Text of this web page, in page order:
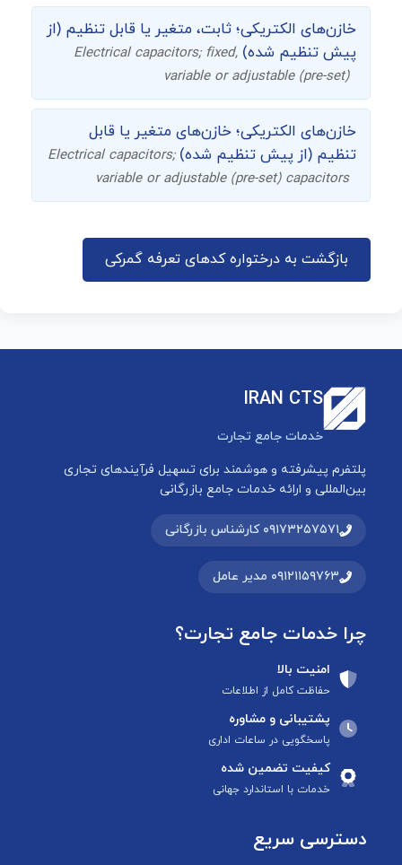
خازن‌های الکتریکی؛ ثابت، متغیر یا قابل تنظیم (از
پیش تنظیم شده) Electrical capacitors; fixed,
variable or adjustable (pre-set)
خازن‌های الکتریکی؛ خازن‌های متغیر یا قابل
تنظیم (از پیش تنظیم شده)Electrical capacitors;
variable or adjustable (pre-set) capacitors
بازگشت به درختواره کدهای تعرفه گمرکی
IRAN CTS
خدمات جامع تجارت
پلتفرم پیشرفته و هوشمند برای تسهیل فرآیندهای تجاری
بین‌المللی و ارائه خدمات جامع بازرگانی
۰۹۱۷۳۲۵۷۵۷۱ کارشناس بازرگانی
۰۹۱۲۱۱۵۹۷۶۳ مدیر عامل
چرا خدمات جامع تجارت؟
امنیت بالا
حفاظت کامل از اطلاعات
پشتیبانی و مشاوره
پاسخگویی در ساعات اداری
کیفیت تضمین شده
خدمات با استاندارد جهانی
دسترسی سریع